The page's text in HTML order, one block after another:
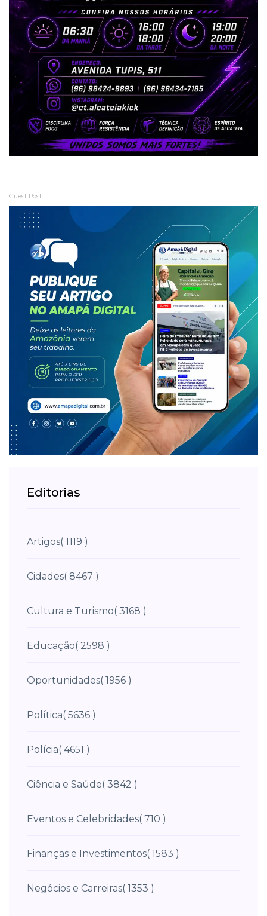
Guest Post
Editorias
Artigos( 1119 )
Cidades( 8467 )
Cultura e Turismo( 3168 )
Educação( 2598 )
Oportunidades( 1956 )
Política( 5636 )
Polícia( 4651 )
Ciência e Saúde( 3842 )
Eventos e Celebridades( 710 )
Finanças e Investimentos( 1583 )
Negócios e Carreiras( 1353 )